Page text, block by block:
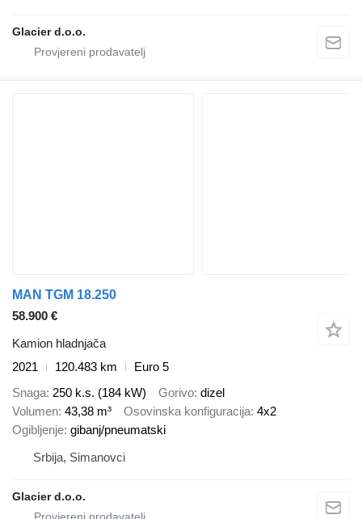
Glacier d.o.o.
MAN TGM 18.250
58.900 €
Kamion hladnjača
2021
120.483 km
Euro 5
Snaga 250 k.s. (184 kW) Gorivo dizel
Volumen 43,38 m³ Osovinska konfiguracija 4x2
Ogibljenje gibanj/pneumatski
Srbija, Simanovci
Glacier d.o.o.